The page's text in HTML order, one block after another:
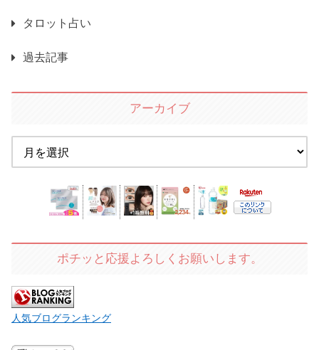
タロット占い
過去記事
アーカイブ
ポチッと応援よろしくお願いします。
人気ブログランキング